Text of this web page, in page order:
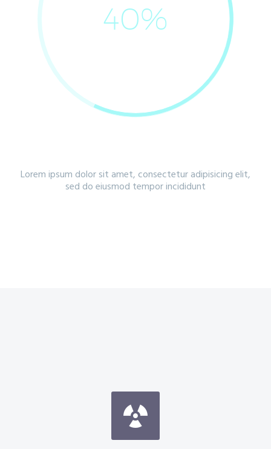
40%
Lorem ipsum dolor sit amet, consectetur adipisicing elit,
sed do eiusmod tempor incididunt

